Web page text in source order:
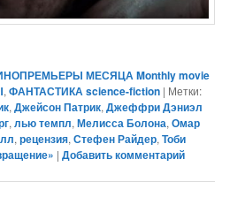
МЕСЯЦА Monthly movie
,ФАНТАСТИКА science-fiction | Метки:
,Джейсон Патрик,Джеффри Дэниэл
,лью темпл,Мелисса Болона,Омар
,рецензия,Стефен Райдер,Тоби
|Добавить комментарий